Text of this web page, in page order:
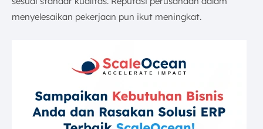
menyelesaikan pekerjaan pun ikut meningkat.